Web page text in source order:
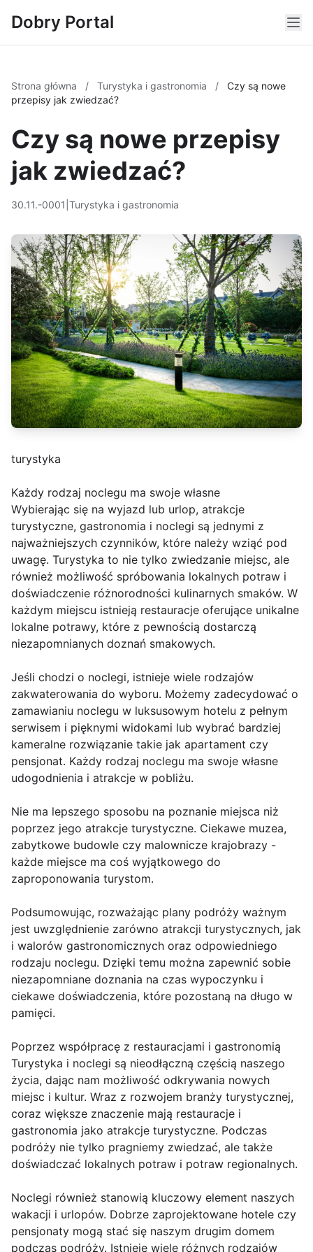
Dobry Portal
Strona główna / Turystyka i gastronomia /
Czy są nowe
przepisy jak zwiedzać?
Czy są nowe przepisy
jak zwiedzać?
30.11.-0001 Turystyka i gastronomia
turystyka
Każdy rodzaj noclegu ma swoje własne
Wybierając się na wyjazd lub urlop, atrakcje
turystyczne, gastronomia i noclegi są jednymi z
najważniejszych czynników, które należy wziąć pod
uwagę. Turystyka to nie tylko zwiedzanie miejsc, ale
również możliwość spróbowania lokalnych potraw i
doświadczenie różnorodności kulinarnych smaków. W
każdym miejscu istnieją restauracje oferujące unikalne
lokalne potrawy, które z pewnością dostarczą
niezapomnianych doznań smakowych.
Jeśli chodzi o noclegi, istnieje wiele rodzajów
zakwaterowania do wyboru. Możemy zadecydować o
zamawianiu noclegu w luksusowym hotelu z pełnym
serwisem i pięknymi widokami lub wybrać bardziej
kameralne rozwiązanie takie jak apartament czy
pensjonat. Każdy rodzaj noclegu ma swoje własne
udogodnienia i atrakcje w pobliżu.
Nie ma lepszego sposobu na poznanie miejsca niż
poprzez jego atrakcje turystyczne. Ciekawe muzea,
zabytkowe budowle czy malownicze krajobrazy -
każde miejsce ma coś wyjątkowego do
zaproponowania turystom.
Podsumowując, rozważając plany podróży ważnym
jest uwzględnienie zarówno atrakcji turystycznych, jak
i walorów gastronomicznych oraz odpowiedniego
rodzaju noclegu. Dzięki temu można zapewnić sobie
niezapomniane doznania na czas wypoczynku i
ciekawe doświadczenia, które pozostaną na długo w
pamięci.
Poprzez współpracę z restauracjami i gastronomią
Turystyka i noclegi są nieodłączną częścią naszego
życia, dając nam możliwość odkrywania nowych
miejsc i kultur. Wraz z rozwojem branży turystycznej,
coraz większe znaczenie mają restauracje i
gastronomia jako atrakcje turystyczne. Podczas
podróży nie tylko pragniemy zwiedzać, ale także
doświadczać lokalnych potraw i potraw regionalnych.
Noclegi również stanowią kluczowy element naszych
wakacji i urlopów. Dobrze zaprojektowane hotele czy
pensjonaty mogą stać się naszym drugim domem
podczas podróży. Istnieje wiele różnych rodzajów